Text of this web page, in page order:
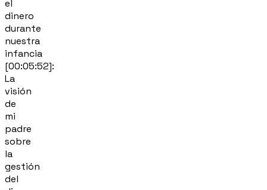
el
dinero
durante
nuestra
infancia
[00:05:52]:
La
visión
de
mi
padre
sobre
la
gestión
del